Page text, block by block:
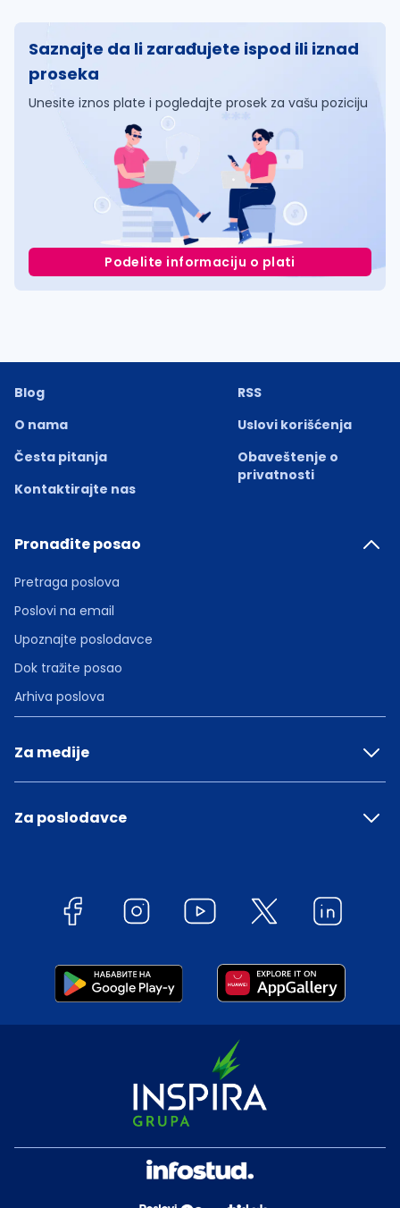
Saznajte da li zarađujete ispod ili iznad
proseka
Unesite iznos plate i pogledajte prosek za vašu poziciju
Podelite informaciju o plati
Blog
O nama
Česta pitanja
Kontaktirajte nas
RSS
Uslovi korišćenja
Obaveštenje o
privatnosti
Pronađite posao
Pretraga poslova
Poslovi na email
Upoznajte poslodavce
Dok tražite posao
Arhiva poslova
Za medije
Za poslodavce